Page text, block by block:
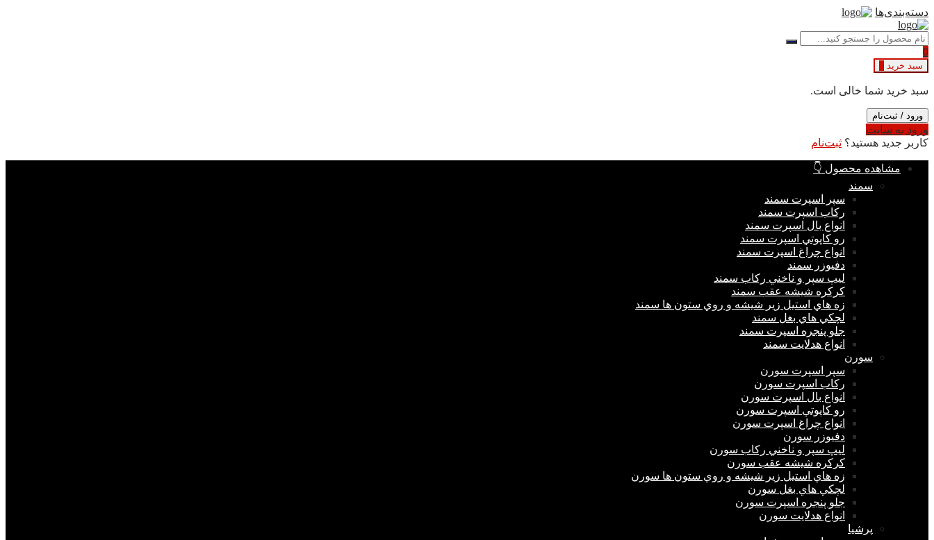
دسته‌بندی‌ها
0
سبد خرید
سبد خرید شما خالی است.
ورود / ثبت‌نام
ورود به سایت
کاربر جدید هستید؟ ثبت‌نام
مشاهده محصول 👇
سمند
سپر اسپرت سمند
ركاب اسپرت سمند
انواع بال اسپرت سمند
رو كاپوتي اسپرت سمند
انواع چراغ اسپرت سمند
دفيوزر سمند
ليپ سپر و ناخني ركاب سمند
كركره شيشه عقب سمند
زه هاي استيل زير شيشه و روي ستون ها سمند
لچكي هاي بغل سمند
جلو پنجره اسپرت سمند
انواع هدلايت سمند
سورن
سپر اسپرت سورن
ركاب اسپرت سورن
انواع بال اسپرت سورن
رو كاپوتي اسپرت سورن
انواع چراغ اسپرت سورن
دفيوزر سورن
ليپ سپر و ناخني ركاب سورن
كركره شيشه عقب سورن
زه هاي استيل زير شيشه و روي ستون ها سورن
لچكي هاي بغل سورن
جلو پنجره اسپرت سورن
انواع هدلايت سورن
پرشيا